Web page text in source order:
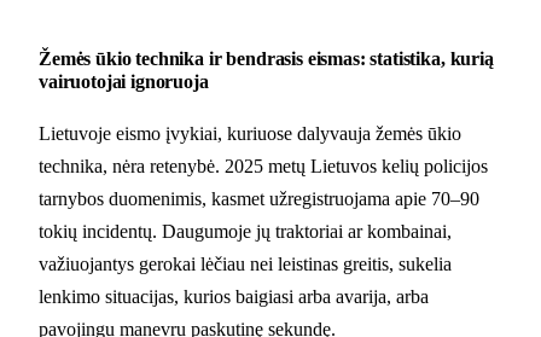
Žemės ūkio technika ir bendrasis eismas: statistika, kurią
vairuotojai ignoruoja
Lietuvoje eismo įvykiai, kuriuose dalyvauja žemės ūkio
technika, nėra retenybė. 2025 metų Lietuvos kelių policijos
tarnybos duomenimis, kasmet užregistruojama apie 70–90
tokių incidentų. Daugumoje jų traktoriai ar kombainai,
važiuojantys gerokai lėčiau nei leistinas greitis, sukelia
lenkimo situacijas, kurios baigiasi arba avarija, arba
pavojingu manevru paskutinę sekundę.